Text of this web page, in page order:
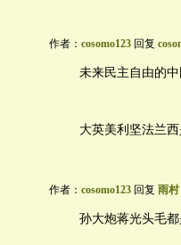
作者： cosomo123 回复
未来民主自由的
大英美利坚法兰
作者： cosomo123 回复 雨村
孙大炮蒋光头毛都